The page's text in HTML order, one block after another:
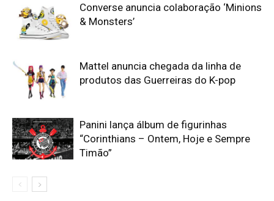
Converse anuncia colaboração ‘Minions
& Monsters’
Mattel anuncia chegada da linha de
produtos das Guerreiras do K-pop
Panini lança álbum de figurinhas
“Corinthians – Ontem, Hoje e Sempre
Timão”